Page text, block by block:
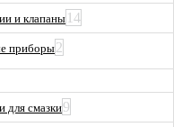
и клапаны 14
приборы2
для смазки9